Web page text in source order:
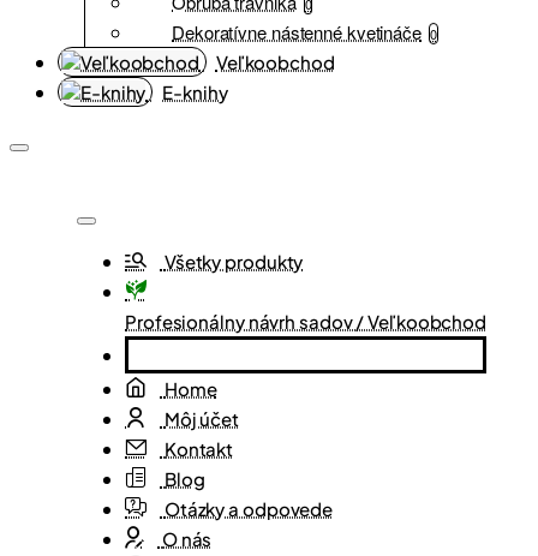
Dekoratívne nástenné kvetináče 0
Veľkoobchod
E-knihy
Všetky produkty
Profesionálny návrh sadov / Veľkoobchod
Home
Môj účet
Kontakt
Blog
Otázky a odpovede
O nás